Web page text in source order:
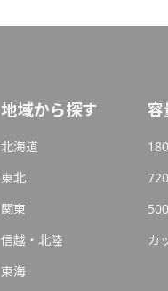
地域から探す
北海道
東北
関東
信越・北陸
東海
カ